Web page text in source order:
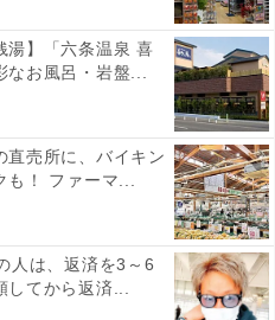
も関係を続けても幸せにな
中には「どうしても、別れ
いいのは、「こういうタイ
めさせようと責め立てたと
性が低い」ということで
ですよね。
湯】「六条温泉 喜
お風呂・岩盤...
直売所に、バイキン
！ ファーマ...
人は、返済を3～6
てから返済...